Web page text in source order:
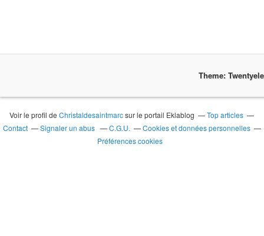
Theme:
Voir le profil deChristaldesaintmarcsur le portail Eklablog
Top articles
Contact
Signaler un abus C.G.U.
Cookies et données personnelles
Préférences cookies